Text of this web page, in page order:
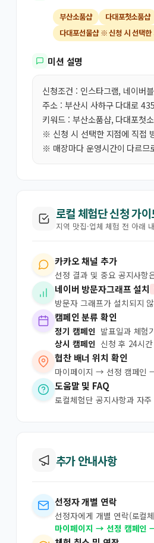
부산소품샵 다대포첫소품샵
다대포선물샵 ※ 신청 시 선택한
미션 설명
신청조건 : 인스타그램, 네이버
주소 : 부산시 사하구 다대로
키워드 : 부산소품샵, 다대포첫
※ 신청 시 선택한 지점에 직접
※ 매장마다 운영시간이 다르므
로컬 체험단 신청 가이
지역 맛집·업체 체험 전 아래
카카오 채널 추가
선정 결과 및 중요 공지사항
네이버 방문자그래프 설치
방문자 그래프가 설치되지
캠페인 분류 확인
정기 캠페인 발표일과 체험
상시 캠페인 신청 후 24시
협찬 배너 위치 확인
마이페이지 → 선정 캠페인
도움말 및 FAQ
로컬체험단 공지사항과 자
추가 안내사항
선정자 개별 연락
선정자에게 개별 연락(로컬
마이페이지 → 선정 캠페인